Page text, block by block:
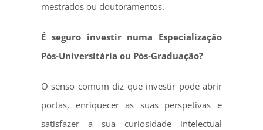
mestrados ou doutoramentos.
É seguro investir numa Especialização
Pós-Universitária ou Pós-Graduação?
O senso comum diz que investir pode abrir
portas, enriquecer as suas perspetivas e
satisfazer a sua curiosidade intelectual